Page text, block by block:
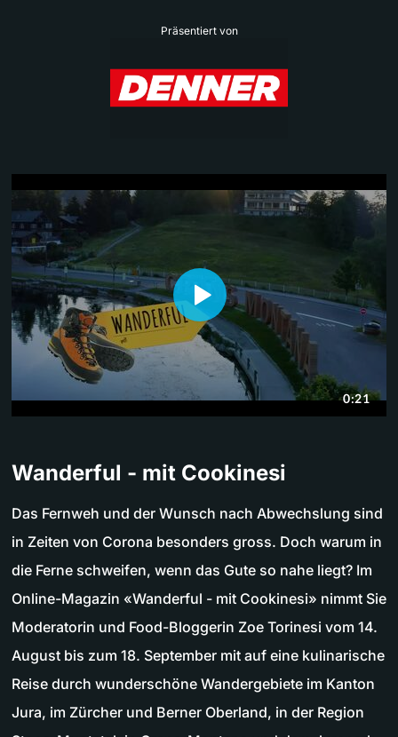
Präsentiert von
Wanderful - mit Cookinesi
Das Fernweh und der Wunsch nach Abwechslung sind
in Zeiten von Corona besonders gross. Doch warum in
die Ferne schweifen, wenn das Gute so nahe liegt? Im
Online-Magazin «Wanderful - mit Cookinesi» nimmt Sie
Moderatorin und Food-Bloggerin Zoe Torinesi vom 14.
August bis zum 18. September mit auf eine kulinarische
Reise durch wunderschöne Wandergebiete im Kanton
Jura, im Zürcher und Berner Oberland, in der Region